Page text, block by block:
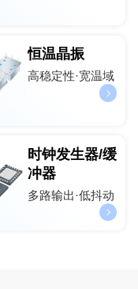
恒温晶振
高稳定性·宽温域
时钟发生器/缓
冲器
多路输出·低抖动